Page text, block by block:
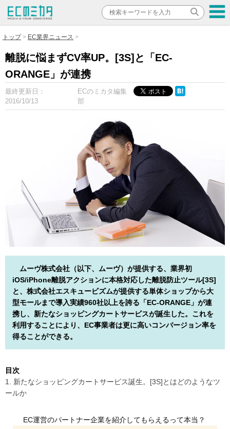
トップ EC業界ニュース
離脱に悩まずCV率UP。[3S]と「EC-
ORANGE」が連携
最終更新日：
2016/10/13
ECのミカタ編集
部
ムーヴ株式会社（以下、ムーヴ）が提供する、業界初
iOS/iPhone離脱アクションに本格対応した離脱防止ツール[3S]
と、株式会社エスキュービズムが提供する単体ショップから大
型モールまで導入実績960社以上を誇る「EC-ORANGE」が連
携し、新たなショッピングカートサービスが誕生した。これを
利用することにより、EC事業者は更に高いコンバージョン率を
得ることができる。
目次
1. 新たなショッピングカートサービス誕生。[3S]とはどのようなツ
ールか
EC運営のパートナー企業を紹介してもらえるって本当？